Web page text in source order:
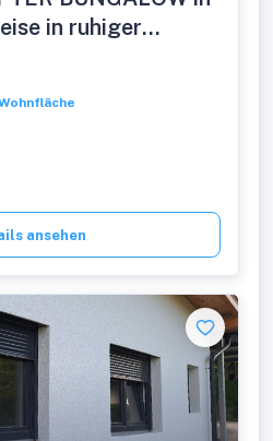
in ruhiger
sucht
ansehen